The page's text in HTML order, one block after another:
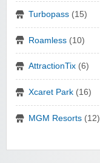
Turbopass (15)
Roamless (10)
AttractionTix (6)
Xcaret Park (16)
MGM Resorts (12)